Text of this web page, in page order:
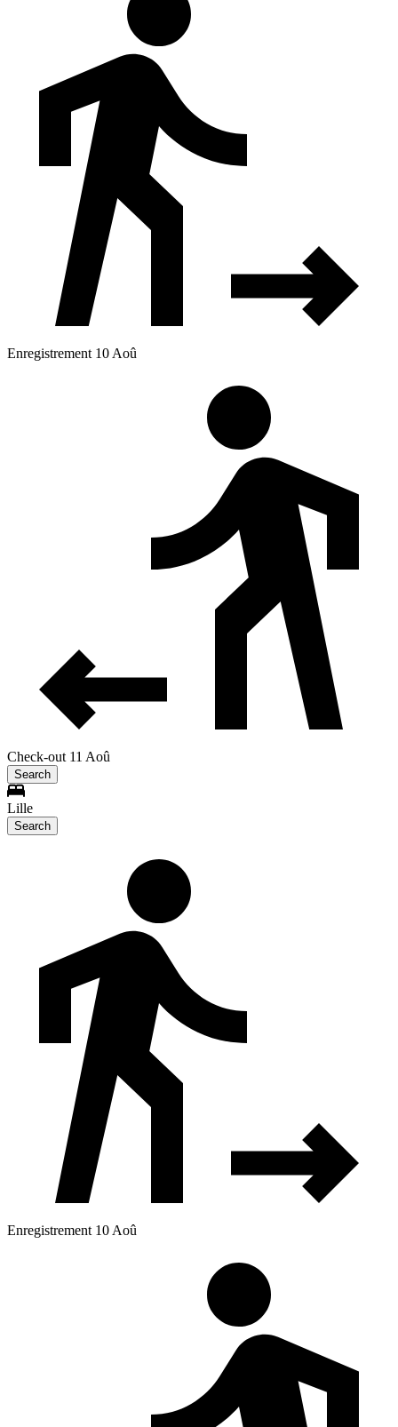
Enregistrement 10 Aoû
Check-out 11 Aoû
Search
Lille
Search
Enregistrement 10 Aoû